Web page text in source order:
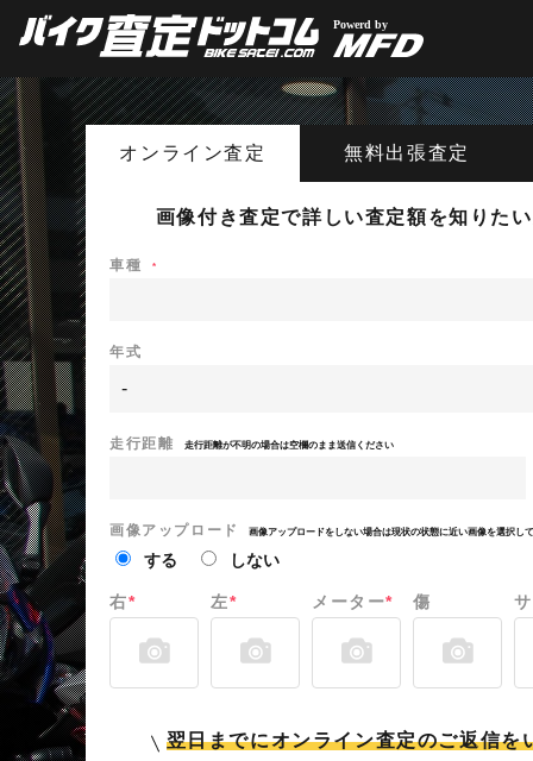
オンライン査定 無料出張査定
画像付き査定で詳しい査定額を知りた
車種 *
年式
走行距離 走行距離が不明の場合は空欄のまま送信ください
画像アップロード 画像アップロードをしない場合は現状の状態に近い画像を選択し
する しない
右* 左* メーター* 傷
翌日までにオンライン査定のご返信を